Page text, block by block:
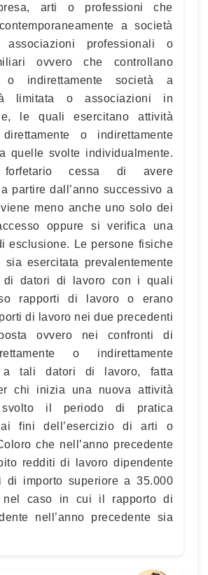
arti o professioni che
a società
professionali o
ovvero che controllano
o indirettamente società a
limitata o associazioni in
le quali esercitano attività
o indirettamente
quelle svolte individualmente.
cessa di avere
partire dall’anno successivo a
meno anche uno solo dei
oppure si verifica una
esclusione. Le persone fisiche
sia esercitata prevalentemente
di datori di lavoro con i quali
rapporti di lavoro o erano
di lavoro nei due precedenti
ovvero nei confronti di
o indirettamente
a tali datori di lavoro, fatta
chi inizia una nuova attività
il periodo di pratica
ai fini dell’esercizio di arti o
che nell’anno precedente
redditi di lavoro dipendente
di importo superiore a 35.000
nel caso in cui il rapporto di
nell’anno precedente sia